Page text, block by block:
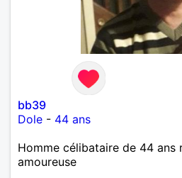
bb39
Dole - 44 ans
Homme célibataire de 44 ans
amoureuse